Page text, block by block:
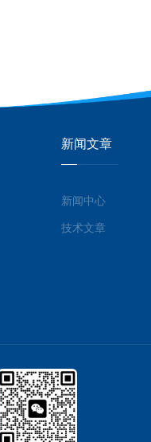
新闻文章
新闻中心
技术文章